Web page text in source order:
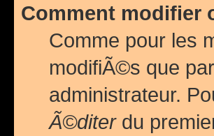
Comment modifier
Comme pour les
modifiÃ©s que
administrateur.
Ã©diterdu